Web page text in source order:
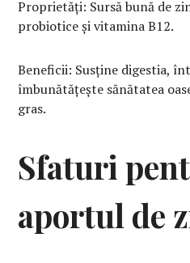
Proprietăți: Sursă bună de
probiotice și vitamina B12.
Beneficii: Susține digestia,
îmbunătățește sănătatea
gras.
Sfaturi
aportul de